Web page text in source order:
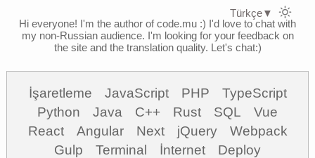
Hi everyone! I'm the author of code.mu :) I'd love to chat with
my non-Russian audience. I'm looking for your feedback on
the site and the translation quality. Let's chat:)
İşaretleme JavaScript PHP
TypeScript
Python
Java C++ Rust SQL
Vue
React
Angular Next jQuery
Webpack
Gulp
Terminal İnternet
Deploy
Türkçe▼